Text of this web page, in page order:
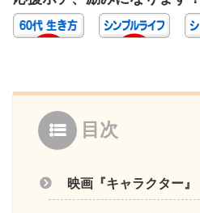
目次
映画『キャラクター』